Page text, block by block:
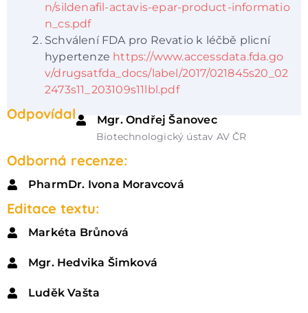
n/sildenafil-actavis-epar-product-informatio
n_cs.pdf
Schválení FDA pro Revatio k léčbě plicní
hypertenze https://www.accessdata.fda.go
v/drugsatfda_docs/label/2017/021845s20_02
2473s11_203109s11lbl.pdf
Odpovídal Mgr. Ondřej Šanovec
Biotechnologický ústav AV ČR
Odborná recenze:
PharmDr. Ivona Moravcová
Editace textu:
Markéta Brůnová
Mgr. Hedvika Šimková
Luděk Vašta